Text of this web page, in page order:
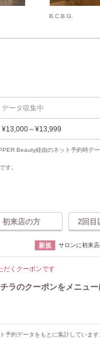
B.C.B.G.
データ収集中
¥13,000～¥13,999
Beauty経由のネット予約時デー
す。
初来店の方 2回目
新規 サロンに初来
だくクーポンです
ラのクーポンをメニュ
約データをもとに集計しています